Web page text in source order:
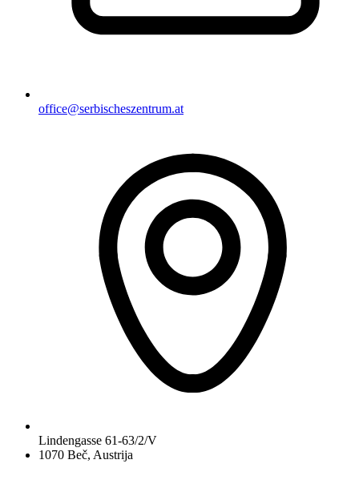
office@serbischeszentrum.at
Lindengasse 61-63/2/V
1070 Beč, Austrija